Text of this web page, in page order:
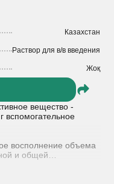
Казахстан
Раствор для в/в введения
Жоқ
вещество -
вспомогательное
восполнение объема
и общей
интоксикации -
и